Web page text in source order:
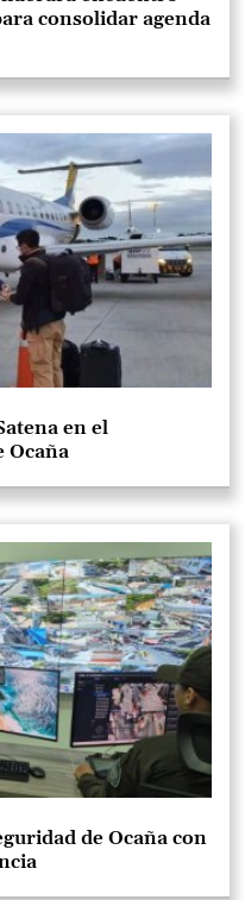
consolidar agenda
en el
Ocaña
de Ocaña con